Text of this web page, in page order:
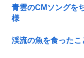
青雲のCMソングを
様
渓流の魚を食った